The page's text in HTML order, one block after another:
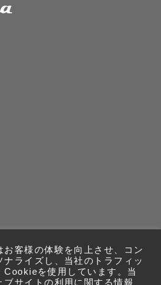
お客様の体験を向上させ、コン
ナライズし、当社のトラフィッ
Cookieを使用しています。当
ブサイトの利用に関する情報